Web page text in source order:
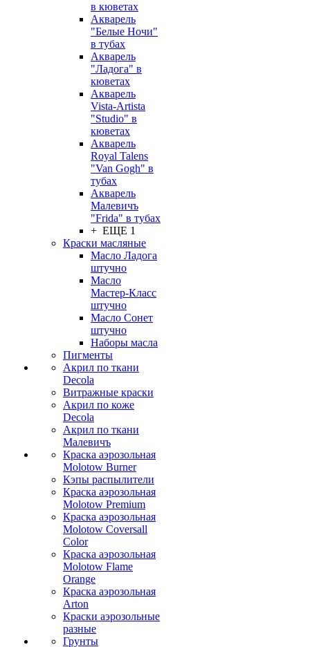
в кюветах
Акварель
"Белые Ночи"
в тубах
Акварель
"Ладога" в
кюветах
Акварель
Vista-Artista
"Studio" в
кюветах
Акварель
Royal Talens
"Van Gogh" в
тубах
Акварель
Малевичъ
"Frida" в тубах
+ ЕЩЕ 1
Краски масляные
Масло Ладога
штучно
Масло
Мастер-Класс
штучно
Масло Сонет
штучно
Наборы масла
Пигменты
Акрил по ткани
Decola
Витражные краски
Акрил по коже
Decola
Акрил по ткани
Малевичъ
Краска аэрозольная
Molotow Burner
Кэпы распылители
Краска аэрозольная
Molotow Premium
Краска аэрозольная
Molotow Coversall
Color
Краска аэрозольная
Molotow Flame
Orange
Краска аэрозольная
Arton
Краски аэрозольные
разные
Грунты